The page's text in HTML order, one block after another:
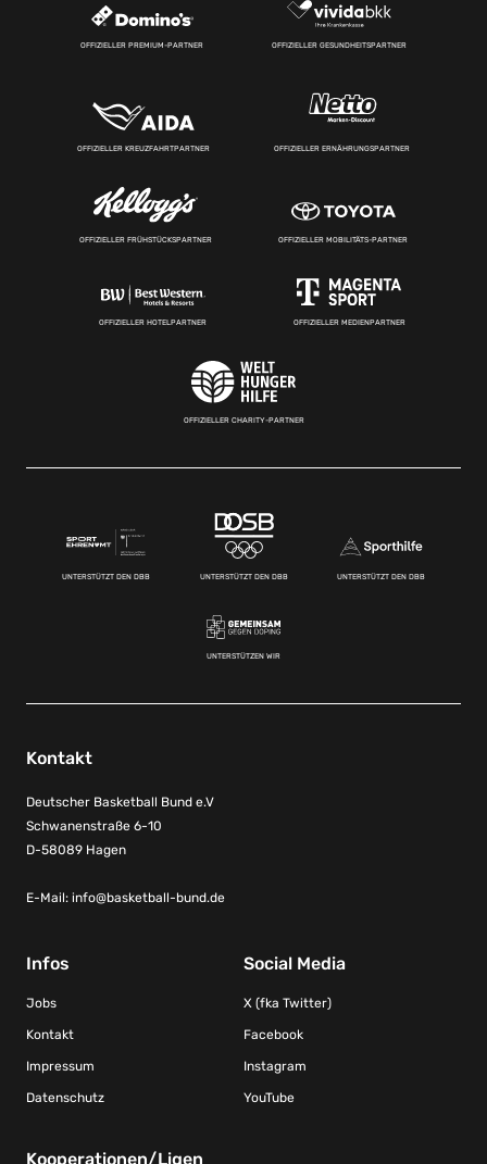
OFFIZIELLER PREMIUM-PARTNER OFFIZIELLER GESUNDHEITSPARTNER
OFFIZIELLER KREUZFAHRTPARTNER OFFIZIELLER ERNÄHRUNGSPARTNER
OFFIZIELLER FRÜHSTÜCKSPARTNER OFFIZIELLER MOBILITÄTS-PARTNER
OFFIZIELLER HOTELPARTNER OFFIZIELLER MEDIENPARTNER
OFFIZIELLER CHARITY-PARTNER
UNTERSTÜTZT DEN DBB UNTERSTÜTZT DEN DBB UNTERSTÜTZT DEN DBB
UNTERSTÜTZEN WIR
Kontakt
Deutscher Basketball Bund e.V
Schwanenstraße 6-10
D-58089 Hagen
E-Mail: info@basketball-bund.de
Infos
Jobs
Kontakt
Impressum
Datenschutz
Social Media
X (fka Twitter)
Facebook
Instagram
YouTube
Kooperationen/Ligen